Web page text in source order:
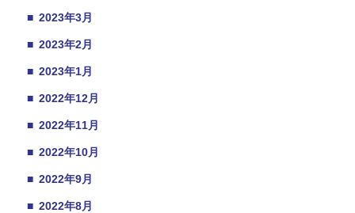
■ 2023年3月
■ 2023年2月
■ 2023年1月
■ 2022年12月
■ 2022年11月
■ 2022年10月
■ 2022年9月
■ 2022年8月